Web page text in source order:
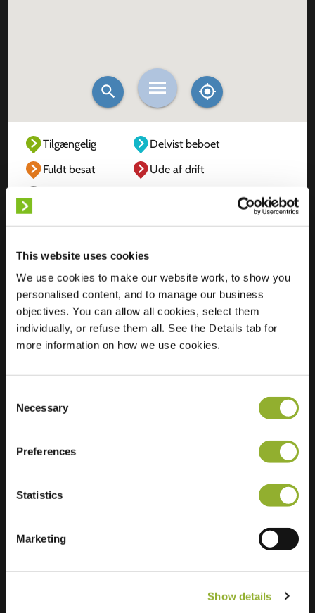
This website uses cookies
We use cookies to make our website work, to show you
personalised content, and to manage our business
objectives. You can allow all cookies, select them
individually, or refuse them all. See the Details tab for
more information on how we use cookies.
Selection
Necessary
Preferences
Statistics
Marketing
Show details
Tilgængelig
Delvist beboet
Fuldt besat
Ude af drift
Beliggenhed
R. Schumanstraat
33
9728 SM Groningen
Holland
2 of 2 available
Ekstra information